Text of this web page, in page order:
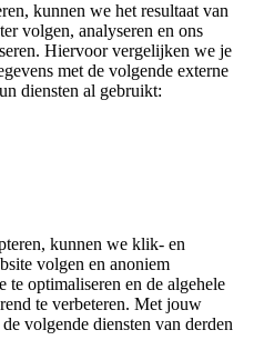
kunnen we het resultaat van
volgen, analyseren en ons
Hiervoor vergelijken we je
met de volgende externe
diensten al gebruikt:
kunnen we klik- en
volgen en anoniem
te optimaliseren en de algehele
te verbeteren. Met jouw
volgende diensten van derden